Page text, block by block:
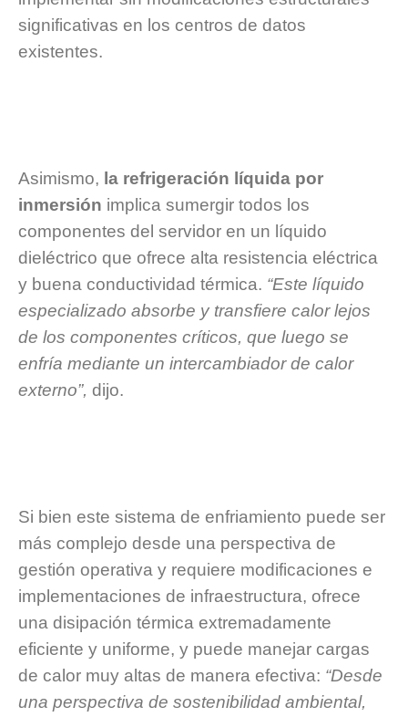
significativas en los centros de datos
existentes.
Asimismo, la refrigeración líquida por
inmersión implica sumergir todos los
componentes del servidor en un líquido
dieléctrico que ofrece alta resistencia eléctrica
y buena conductividad térmica. “Este líquido
especializado absorbe y transfiere calor lejos
de los componentes críticos, que luego se
enfría mediante un intercambiador de calor
externo”, dijo.
Si bien este sistema de enfriamiento puede ser
más complejo desde una perspectiva de
gestión operativa y requiere modificaciones e
implementaciones de infraestructura, ofrece
una disipación térmica extremadamente
eficiente y uniforme, y puede manejar cargas
de calor muy altas de manera efectiva: “Desde
una perspectiva de sostenibilidad ambiental,